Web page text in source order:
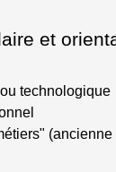
et
technologique